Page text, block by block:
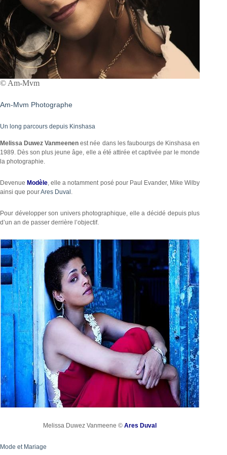
© Am-Mvm
Am-Mvm Photographe
Un long parcours depuis Kinshasa
Melissa Duwez Vanmeenen est née dans les faubourgs de Kinshasa en
1989. Dès son plus jeune âge, elle a été attirée et captivée par le monde
la photographie.
Devenue Modèle, elle a notamment posé pour Paul Evander, Mike Wilby
ainsi que pourAres Duval .
Pour développer son univers photographique, elle a décidé depuis plus
d’un an de passer derrière l’objectif.
Melissa Duwez Vanmeene ©Ares Duval
Mode et Mariage